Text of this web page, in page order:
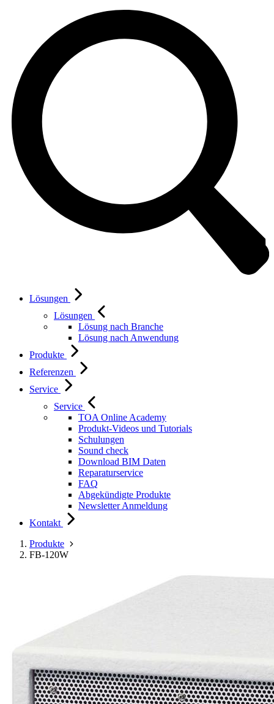
Lösungen
Lösungen
Lösung nach Branche
Lösung nach Anwendung
Produkte
Referenzen
Service
Service
TOA Online Academy
Produkt-Videos und Tutorials
Schulungen
Sound check
Download BIM Daten
Reparaturservice
FAQ
Abgekündigte Produkte
Newsletter Anmeldung
Kontakt
Produkte
FB-120W